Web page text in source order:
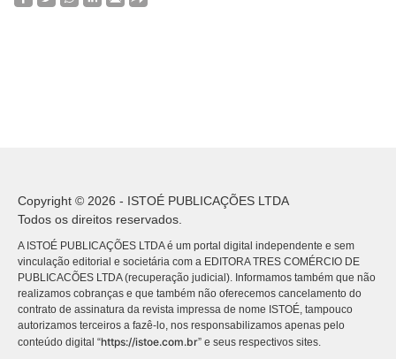
Copyright © 2026 - ISTOÉ PUBLICAÇÕES LTDA
Todos os direitos reservados.
A ISTOÉ PUBLICAÇÕES LTDA é um portal digital independente e sem
vinculação editorial e societária com a EDITORA TRES COMÉRCIO DE
PUBLICACÕES LTDA (recuperação judicial). Informamos também que não
realizamos cobranças e que também não oferecemos cancelamento do
contrato de assinatura da revista impressa de nome ISTOÉ, tampouco
autorizamos terceiros a fazê-lo, nos responsabilizamos apenas pelo
conteúdo digital “https://istoe.com.br” e seus respectivos sites.